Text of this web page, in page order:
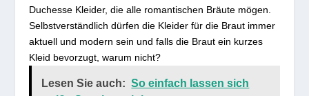
Duchesse Kleider, die alle romantischen Bräute mögen.
Selbstverständlich dürfen die Kleider für die Braut immer
aktuell und modern sein und falls die Braut ein kurzes
Kleid bevorzugt, warum nicht?
Lesen Sie auch: So einfach lassen sich